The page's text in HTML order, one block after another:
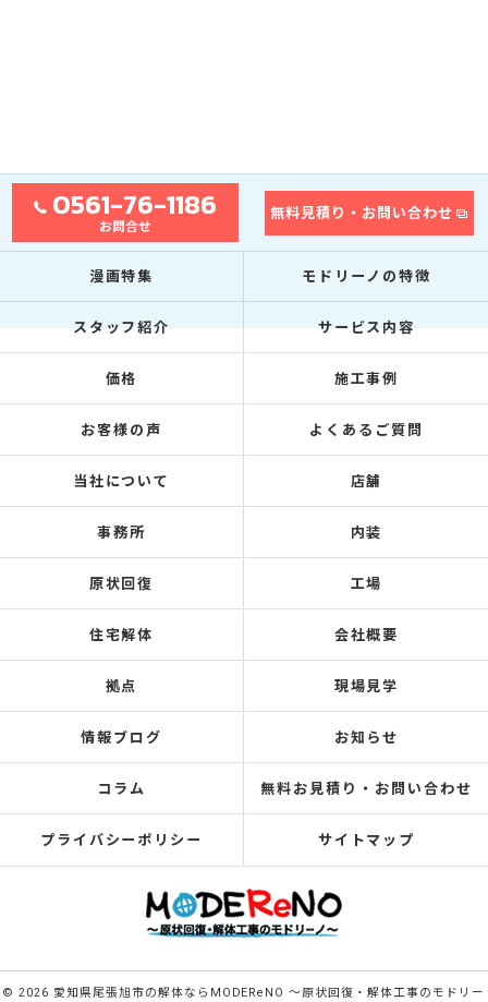
0561-76-1186
お問合せ
無料見積り・お問い合わせ
漫画特集 モドリーノの特徴
スタッフ紹介 サービス内容
価格 施工事例
お客様の声 よくあるご質問
当社について 店舗
事務所 内装
原状回復 工場
住宅解体 会社概要
拠点 現場見学
情報ブログ お知らせ
コラム 無料お見積り・お問い合わせ
プライバシーポリシー サイトマップ
© 2026 愛知県尾張旭市の解体ならMODEReNO ～原状回復・解体工事のモドリー